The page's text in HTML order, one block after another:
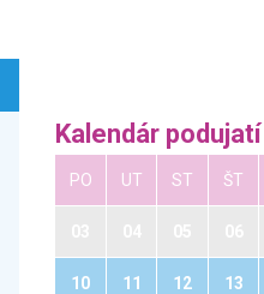
Kalendár podujatí
PO UT ST ŠT
10 11 12 13